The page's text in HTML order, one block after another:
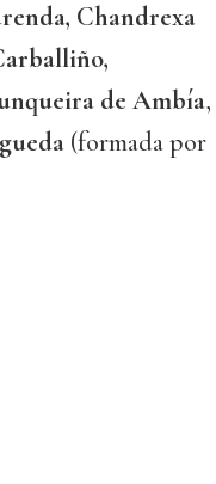
Chandrexa
de Ambía,
(formada por